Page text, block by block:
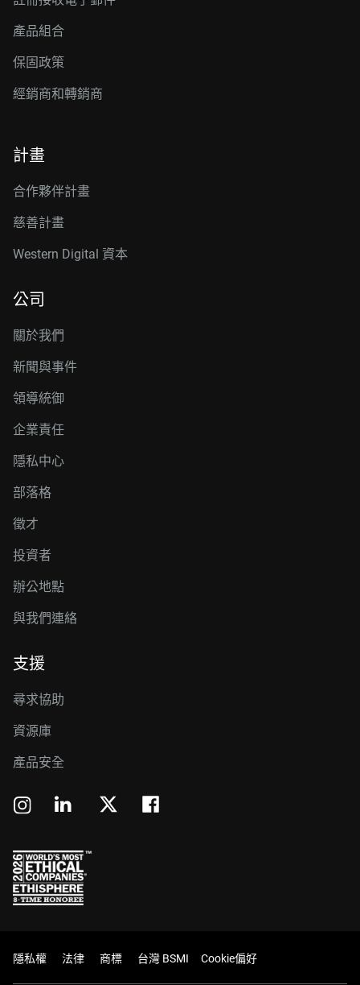
產品組合
保固政策
經銷商和轉銷商
計畫
合作夥伴計畫
慈善計畫
Western Digital 資本
公司
關於我們
新聞與事件
領導統御
企業責任
隱私中心
部落格
徵才
投資者
辦公地點
與我們連絡
支援
尋求協助
資源庫
產品安全
隱私權 法律 商標 台灣 BSMI Cookie偏好